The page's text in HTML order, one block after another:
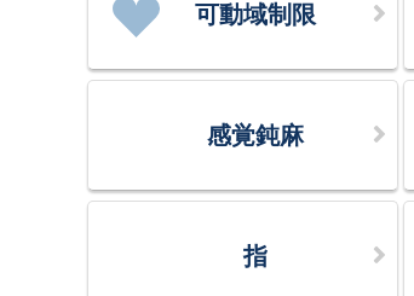
可動域制限
感覚鈍麻
指